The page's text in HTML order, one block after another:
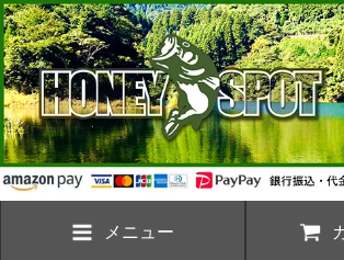
メニュー